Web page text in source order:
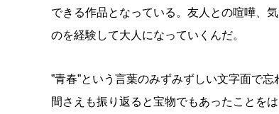
できる作品となっている。友人との喧嘩、
のを経験して大人になっていくんだ。
”青春”という言葉のみずみずしい文字面で
間さえも振り返ると宝物でもあったことを